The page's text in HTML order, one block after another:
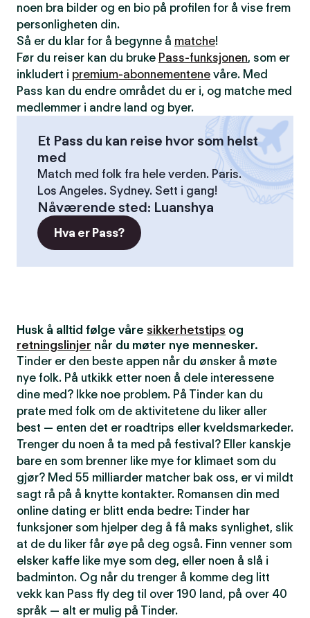
noen bra bilder og en bio på profilen for å vise frem
personligheten din.
Så er du klar for å begynne å matche!
Før du reiser kan du bruke Pass-funksjonen, som er
inkludert i premium-abonnementene våre. Med
Pass kan du endre området du er i, og matche med
medlemmer i andre land og byer.
Et Pass du kan reise hvor som helst
med
Match med folk fra hele verden. Paris.
Los Angeles. Sydney. Sett i gang!
Nåværende sted: Luanshya
Hva er Pass?
Husk å alltid følge våre sikkerhetstips og
retningslinjer når du møter nye mennesker.
Tinder er den beste appen når du ønsker å møte
nye folk. På utkikk etter noen å dele interessene
dine med? Ikke noe problem. På Tinder kan du
prate med folk om de aktivitetene du liker aller
best — enten det er roadtrips eller kveldsmarkeder.
Trenger du noen å ta med på festival? Eller kanskje
bare en som brenner like mye for klimaet som du
gjør? Med 55 milliarder matcher bak oss, er vi mildt
sagt rå på å knytte kontakter. Romansen din med
online dating er blitt enda bedre: Tinder har
funksjoner som hjelper deg å få maks synlighet, slik
at de du liker får øye på deg også. Finn venner som
elsker kaffe like mye som deg, eller noen å slå i
badminton. Og når du trenger å komme deg litt
vekk kan Pass fly deg til over 190 land, på over 40
språk — alt er mulig på Tinder.